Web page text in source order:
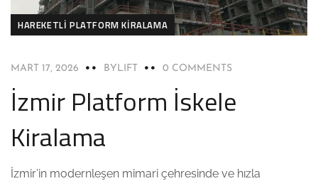
HAREKETLI PLATFORM KIRALAMA
MART 17, 2026 BYLIFT 0 COMMENTS
İzmir Platform İskele
Kiralama
İzmir’in modernleşen mimari çehresinde ve hızla